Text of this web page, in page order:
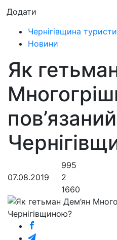
Додати
Чернігівщина
Новини
Як
07.08.2019
995
2
1660